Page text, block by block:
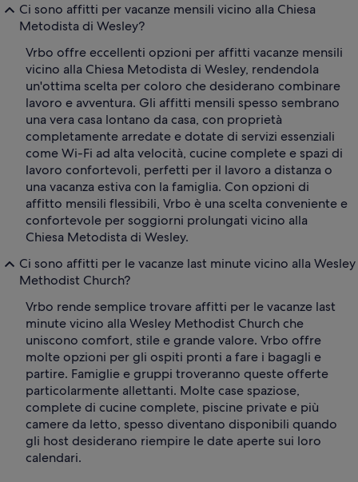
Ci sono affitti per vacanze mensili vicino alla Chiesa
Metodista di Wesley?
Vrbo offre eccellenti opzioni per affitti vacanze mensili
vicino alla Chiesa Metodista di Wesley, rendendola
un'ottima scelta per coloro che desiderano combinare
lavoro e avventura. Gli affitti mensili spesso sembrano
una vera casa lontano da casa, con proprietà
completamente arredate e dotate di servizi essenziali
come Wi-Fi ad alta velocità, cucine complete e spazi di
lavoro confortevoli, perfetti per il lavoro a distanza o
una vacanza estiva con la famiglia. Con opzioni di
affitto mensili flessibili, Vrbo è una scelta conveniente e
confortevole per soggiorni prolungati vicino alla
Chiesa Metodista di Wesley.
Ci sono affitti per le vacanze last minute vicino alla Wesley
Methodist Church?
Vrbo rende semplice trovare affitti per le vacanze last
minute vicino alla Wesley Methodist Church che
uniscono comfort, stile e grande valore. Vrbo offre
molte opzioni per gli ospiti pronti a fare i bagagli e
partire. Famiglie e gruppi troveranno queste offerte
particolarmente allettanti. Molte case spaziose,
complete di cucine complete, piscine private e più
camere da letto, spesso diventano disponibili quando
gli host desiderano riempire le date aperte sui loro
calendari.